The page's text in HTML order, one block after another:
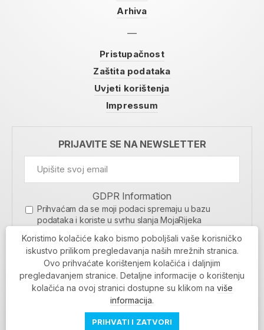
Arhiva
Pristupačnost
Zaštita podataka
Uvjeti korištenja
Impressum
PRIJAVITE SE NA NEWSLETTER
GDPR Information
Prihvaćam da se moji podaci spremaju u bazu
podataka i koriste u svrhu slanja MojaRijeka
MOJARIJEKA NEWSLETTER
PRIJAVI SE
Povratak na vrh
Koristimo kolačiće kako bismo poboljšali vaše korisničko
iskustvo prilikom pregledavanja naših mrežnih stranica.
Ovo prihvaćate korištenjem kolačića i daljnjim
pregledavanjem stranice. Detaljne informacije o korištenju
kolačića na ovoj stranici dostupne su klikom na više
informacija.
PRIHVATI I ZATVORI